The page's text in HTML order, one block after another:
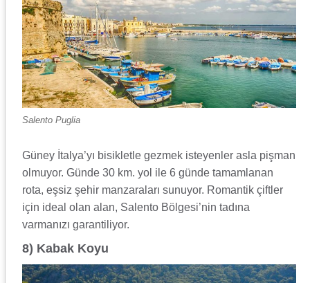
Salento Puglia
Güney İtalya’yı bisikletle gezmek isteyenler asla pişman
olmuyor. Günde 30 km. yol ile 6 günde tamamlanan
rota, eşsiz şehir manzaraları sunuyor. Romantik çiftler
için ideal olan alan, Salento Bölgesi’nin tadına
varmanızı garantiliyor.
8) Kabak Koyu